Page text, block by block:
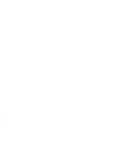
者対策 ［鍵屋 一］
加減圧（PAR）モデル ［立木
辻岡 綾］
寧］
］
健介］